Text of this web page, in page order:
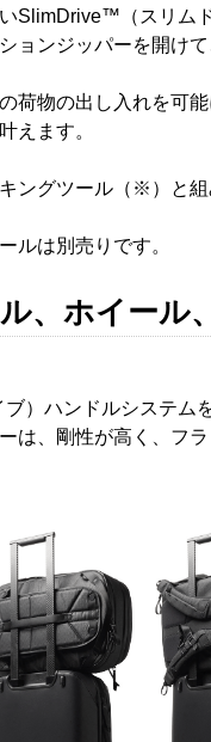
SlimDrive™（スリム
ョンジッパーを開け
荷物の出し入れを可
えます。
ングツール（※）と
ルは別売りです。
、ホイール
）ハンドルシステム
は、剛性が高く、フ